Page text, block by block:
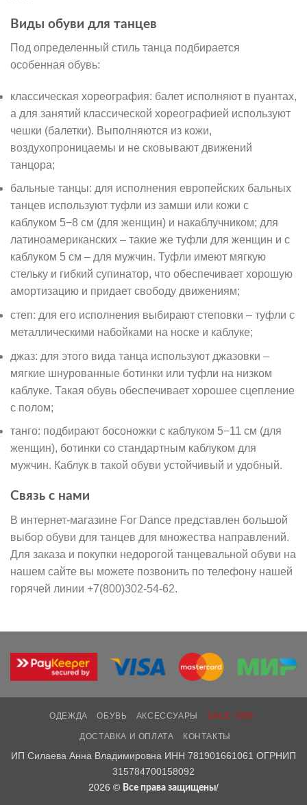
Виды обуви для танцев
Под определенный стиль танца подбирается
особенная обувь:
классическая хореография: балет исполняют в пуантах,
а для занятий классической хореографией используют
чешки (балетки). Выполняются из кожи,
воздухопроницаемы и не сковывают движений
танцора;
бальные танцы: для исполнения европейских бальных
танцев используют туфли из замши или кожи с
каблуком 5−8 см (для женщин) и накаблучником; для
латиноамериканских – такие же туфли для женщин и с
каблуком 5 см – для мужчин. Туфли имеют мягкую
стельку и гибкий супинатор, что обеспечивает хорошую
амортизацию и придает свободу движениям;
степ: для его исполнения выбирают степовки – туфли с
металлическими набойками на носке и каблуке;
джаз: для этого вида танца используют джазовки –
мягкие шнурованные ботинки или туфли на низком
каблуке. Такая обувь обеспечивает хорошее сцепление
с полом;
танго: подбирают босоножки с каблуком 5−11 см (для
женщин), ботинки со стандартным каблуком для
мужчин. Каблук в такой обуви устойчивый и удобный.
Связь с нами
В интернет-магазине For Dance представлен большой
выбор обуви для танцев для множества направлений.
Для заказа и покупки недорогой танцевальной обуви на
нашем сайте вы можете позвонить по телефону нашей
горячей линии +7(800)302-54-62.
ОДЕЖДА ОБУВЬ АКСЕССУАРЫ SALE -30%
ДОСТАВКА И ОПЛАТА КОНТАКТЫ
ИП Силаева Анна Владимировна ИНН 781901661061 ОГРНИП
315784700158092
2026 © Все права защищены/